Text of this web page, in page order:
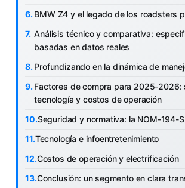
BMW Z4 y el legado de los roadsters
Análisis técnico y comparativa:
basadas en datos reales
Profundizando en la dinámica de
Factores de compra para 2025-2026:
tecnología y costos de operación
Seguridad y normativa: la NOM-194-
Tecnología e infoentretenimiento
Costos de operación y electrificación
Conclusión: un segmento en clara